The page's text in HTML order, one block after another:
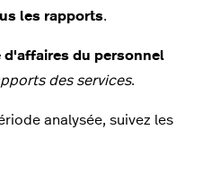
les rapports.
d'affaires du personnel
des services.
analysée, suivez les